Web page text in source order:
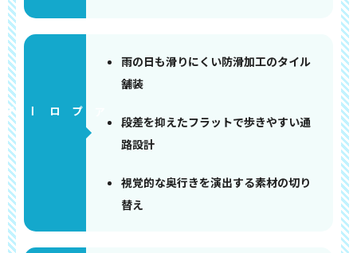
アプローチ
雨の日も滑りにくい防滑加工のタイル
舗装
段差を抑えたフラットで歩きやすい通
路設計
視覚的な奥行きを演出する素材の切り
替え